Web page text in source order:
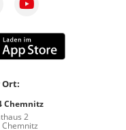
Ort:
Chemnitz
2